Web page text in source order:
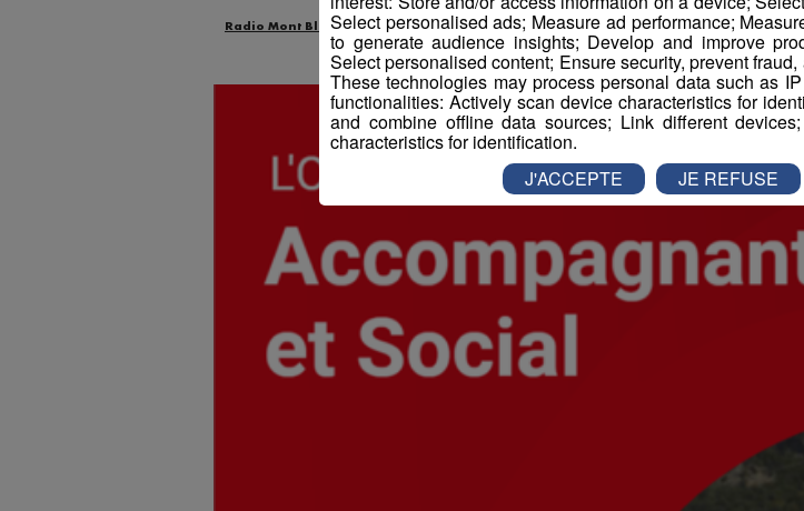
Radio Mont Blanc Animation Offres d'Emploi
Select personalised ads; Measure ad performance;
to generate audience insights; Develop and improve
Select personalised content; Ensure security, prevent
These technologies may process personal data such as
functionalities: Actively scan device characteristics for
and combine offline data sources; Link different
characteristics for identification.
J'ACCEPTE JE REFUSE